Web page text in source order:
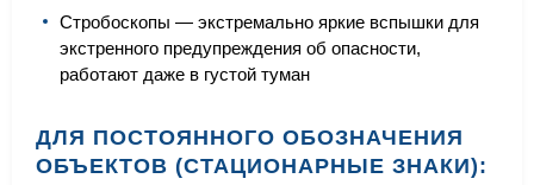
Стробоскопы — экстремально яркие вспышки для
экстренного предупреждения об опасности,
работают даже в густой туман
ДЛЯ ПОСТОЯННОГО ОБОЗНАЧЕНИЯ
ОБЪЕКТОВ (СТАЦИОНАРНЫЕ ЗНАКИ):